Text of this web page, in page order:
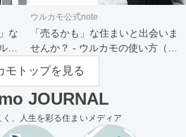
な
カ
ウルカモ公式note
「売るかも」な住まいと出会いま
せんか？ - ウルカモの使い方（買
主さま向け）
モトップを見る
JOURNAL
、人生を彩る住まいメディア